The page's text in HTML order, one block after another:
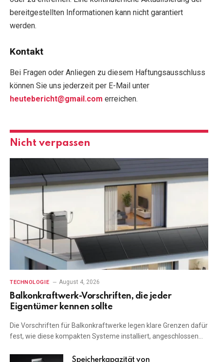
bereitgestellten Informationen kann nicht garantiert
werden.
Kontakt
Bei Fragen oder Anliegen zu diesem Haftungsausschluss
können Sie uns jederzeit per E-Mail unter
heutebericht@gmail.com erreichen.
Nicht verpassen
TECHNOLOGIE August 4, 2026
Balkonkraftwerk-Vorschriften, die jeder
Eigentümer kennen sollte
Die Vorschriften für Balkonkraftwerke legen klare Grenzen dafür
fest, wie diese kompakten Systeme installiert, angeschlossen…
Speicherkapazität von